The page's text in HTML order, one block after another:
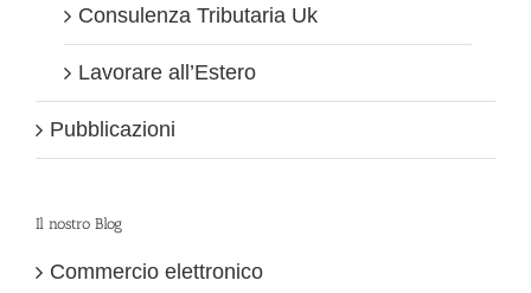
Consulenza Tributaria Uk
Lavorare all’Estero
Pubblicazioni
Il nostro Blog
Commercio elettronico